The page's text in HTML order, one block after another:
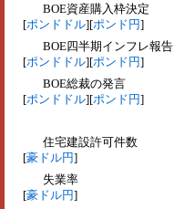
BOE資産購入枠決定
[ポンドドル][ポンド円]
BOE四半期インフレ報告
[ポンドドル][ポンド円]
BOE総裁の発言
[ポンドドル][ポンド円]
住宅建設許可件数
[豪ドル円]
失業率
[豪ドル円]